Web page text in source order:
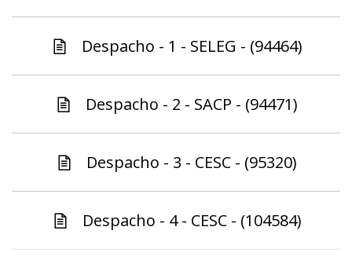
Despacho - 1 - SELEG - (94464)
Despacho - 2 - SACP - (94471)
Despacho - 3 - CESC - (95320)
Despacho - 4 - CESC - (104584)